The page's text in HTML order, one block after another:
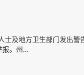
及地方卫生部门发出警
报。州...